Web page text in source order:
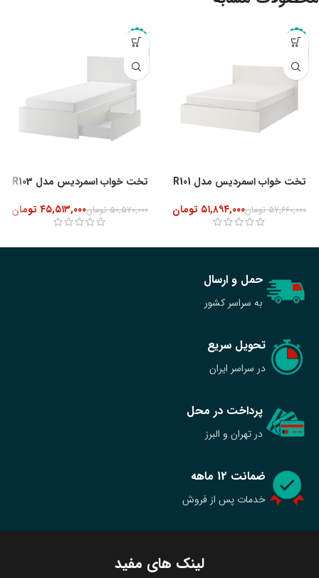
-10%
تخت خواب اسمردیس مدل R101
۵۷,۶۶۰,۰۰۰ تومان۵۱,۸۹۴,۰۰۰ تومان
تخت خواب اسمردیس مدل R103
۵۰,۵۷۰,۰۰۰ تومان۴۵,۵۱۳,۰۰۰ تومان
ضمانت 12 ماهه
خدمات پس از فروش
پرداخت در محل
در تهران و البرز
تحویل سریع
در سراسر ایران
حمل و ارسال
به سراسر کشور
لینک های مفید